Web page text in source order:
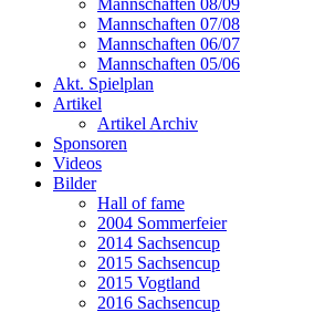
Mannschaften 07/08
Mannschaften 06/07
Mannschaften 05/06
Akt. Spielplan
Artikel
Artikel Archiv
Sponsoren
Videos
Bilder
Hall of fame
2004 Sommerfeier
2014 Sachsencup
2015 Sachsencup
2015 Vogtland
2016 Sachsencup